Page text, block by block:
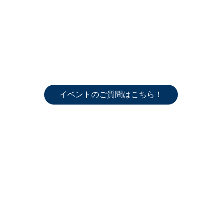
イベントのご質問はこちら！